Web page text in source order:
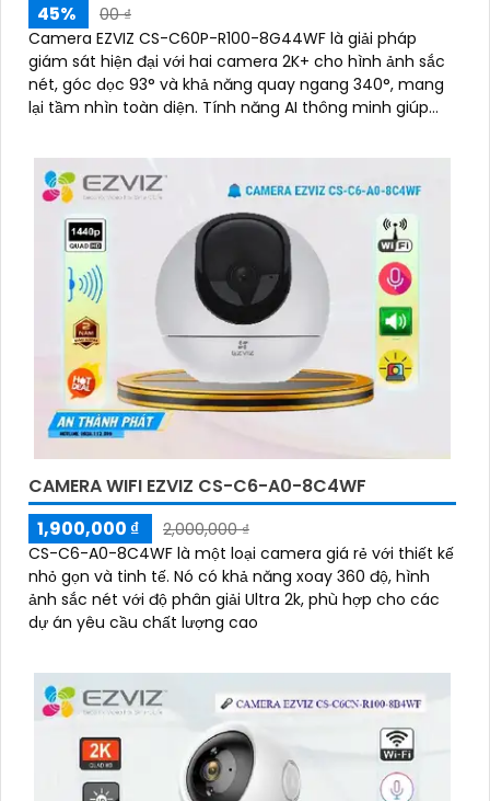
45%
00 ₫
Camera EZVIZ CS-C60P-R100-8G44WF là giải pháp
giám sát hiện đại với hai camera 2K+ cho hình ảnh sắc
nét, góc dọc 93° và khả năng quay ngang 340°, mang
lại tầm nhìn toàn diện. Tính năng AI thông minh giúp
bằng nút cảm ứng
CAMERA WIFI EZVIZ CS-C6-A0-8C4WF
1,900,000 ₫
2,000,000 ₫
CS-C6-A0-8C4WF là một loại camera giá rẻ với thiết kế
nhỏ gọn và tinh tế. Nó có khả năng xoay 360 độ, hình
ảnh sắc nét với độ phân giải Ultra 2k, phù hợp cho các
dự án yêu cầu chất lượng cao